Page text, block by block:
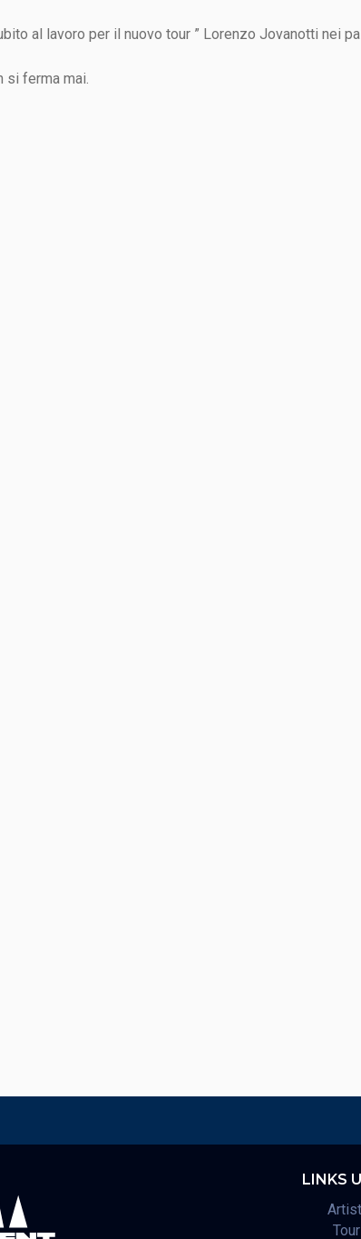
al lavoro per il nuovo tour ” Lorenzo Jovanotti nei
si ferma mai.
LINKS
Tour